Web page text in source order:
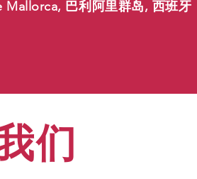
Mallorca, 巴利阿里群岛, 西班牙
们